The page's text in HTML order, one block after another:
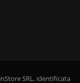
SRL, identificata